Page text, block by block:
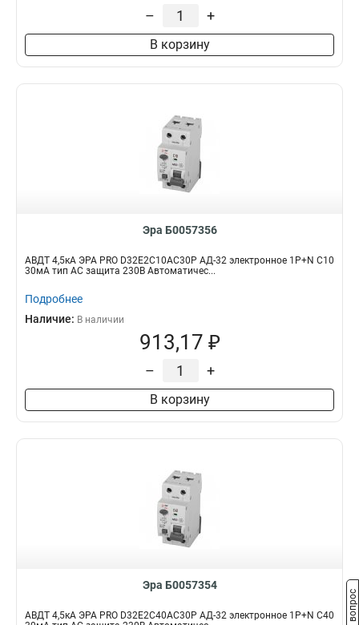
– +
В корзину
Эра Б0057356
АВДТ 4,5кА ЭРА PRO D32E2C10АC30P АД-32 электронное 1P+N C10
30мА тип АC защита 230В Автоматичес...
Подробнее
Наличие: В наличии
913,17 ₽
– +
В корзину
Эра Б0057354
АВДТ 4,5кА ЭРА PRO D32E2C40АC30P АД-32 электронное 1P+N C40